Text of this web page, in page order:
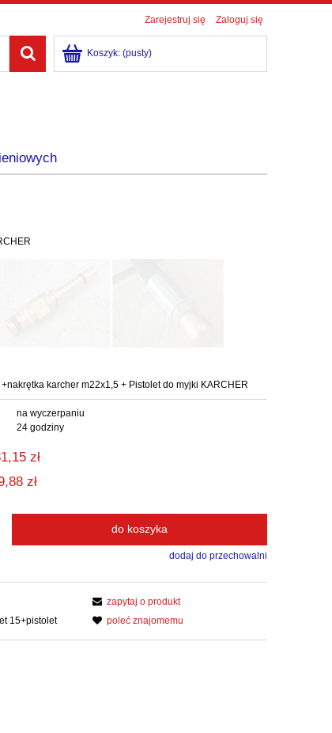
Zarejestruj się Zaloguj się
Koszyk: (pusty)
karcher m22x1,5 + Pistolet do myjki KARCHER
na wyczerpaniu
24 godziny
zł
zł
do koszyka
dodaj do przechowalni
15+pistolet
zapytaj o produkt
poleć znajomemu